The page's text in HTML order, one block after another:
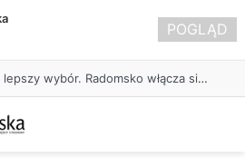
Życie bez alkoholu – lepszy wybór. Radomsko włącza się w Miesiąc Trzeźwości
POGLĄD